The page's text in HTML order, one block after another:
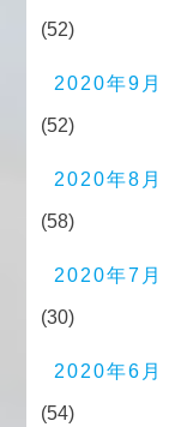
(52)
2020年9月
(52)
2020年8月
(58)
2020年7月
(30)
2020年6月
(54)